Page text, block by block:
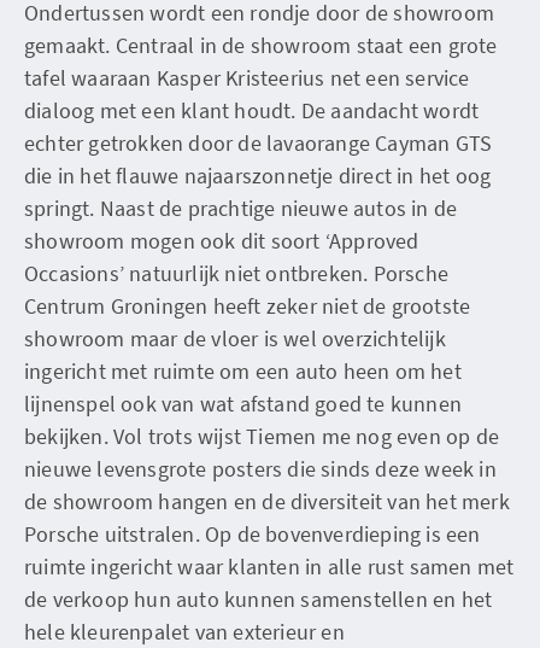
Ondertussen wordt een rondje door de showroom
gemaakt. Centraal in de showroom staat een grote
tafel waaraan Kasper Kristeerius net een service
dialoog met een klant houdt. De aandacht wordt
echter getrokken door de lavaorange Cayman GTS
die in het flauwe najaarszonnetje direct in het oog
springt. Naast de prachtige nieuwe autos in de
showroom mogen ook dit soort ‘Approved
Occasions’ natuurlijk niet ontbreken. Porsche
Centrum Groningen heeft zeker niet de grootste
showroom maar de vloer is wel overzichtelijk
ingericht met ruimte om een auto heen om het
lijnenspel ook van wat afstand goed te kunnen
bekijken. Vol trots wijst Tiemen me nog even op de
nieuwe levensgrote posters die sinds deze week in
de showroom hangen en de diversiteit van het merk
Porsche uitstralen. Op de bovenverdieping is een
ruimte ingericht waar klanten in alle rust samen met
de verkoop hun auto kunnen samenstellen en het
hele kleurenpalet van exterieur en